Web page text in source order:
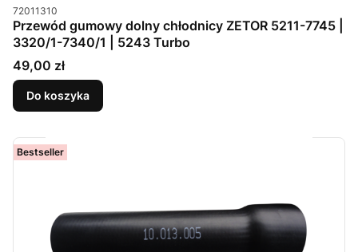
Kod produktu
72011310
Przewód gumowy dolny chłodnicy ZETOR 5211-7745 |
3320/1-7340/1 | 5243 Turbo
Cena
49,00 zł
Do koszyka
Bestseller